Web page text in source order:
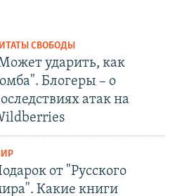
СВОБОДЫ
ударить, как
Блогеры – о
атак на
от "Русского
Какие книги